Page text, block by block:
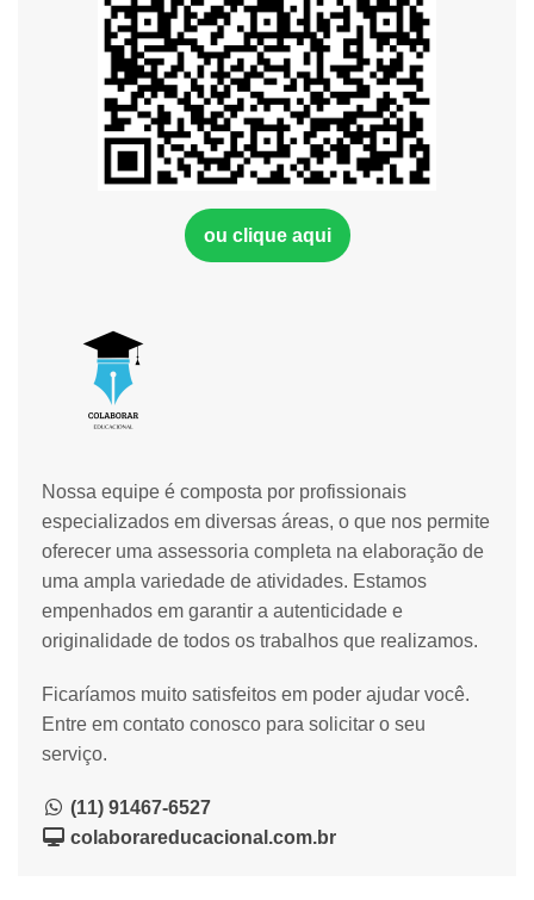
Nossa equipe é composta por profissionais
especializados em diversas áreas, o que nos permite
oferecer uma assessoria completa na elaboração de
uma ampla variedade de atividades. Estamos
empenhados em garantir a autenticidade e
originalidade de todos os trabalhos que realizamos.
Ficaríamos muito satisfeitos em poder ajudar você.
Entre em contato conosco para solicitar o seu
serviço.
(11) 91467-6527
colaborareducacional.com.br
ou clique aqui